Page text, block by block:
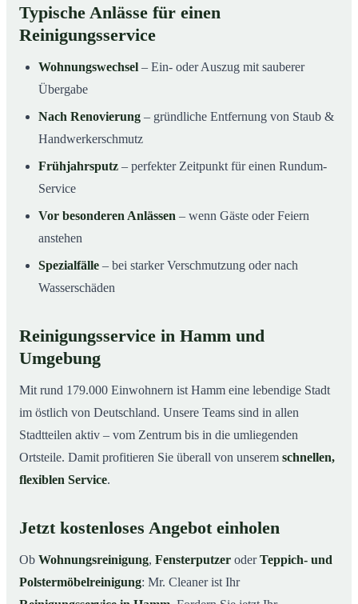
Typische Anlässe für einen
Reinigungsservice
Wohnungswechsel – Ein- oder Auszug mit sauberer
Übergabe
Nach Renovierung – gründliche Entfernung von Staub &
Handwerkerschmutz
Frühjahrsputz – perfekter Zeitpunkt für einen Rundum-
Service
Vor besonderen Anlässen – wenn Gäste oder Feiern
anstehen
Spezialfälle – bei starker Verschmutzung oder nach
Wasserschäden
Reinigungsservice in Hamm und
Umgebung
Mit rund 179.000 Einwohnern ist Hamm eine lebendige Stadt
im östlich von Deutschland. Unsere Teams sind in allen
Stadtteilen aktiv – vom Zentrum bis in die umliegenden
Ortsteile. Damit profitieren Sie überall von unserem schnellen,
flexiblen Service.
Jetzt kostenloses Angebot einholen
Ob Wohnungsreinigung, Fensterputzer oderTeppich- und
Polstermöbelreinigung: Mr. Cleaner ist Ihr